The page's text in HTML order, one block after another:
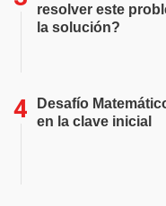
resolver este
la solución?
Desafío
en la clave inicial